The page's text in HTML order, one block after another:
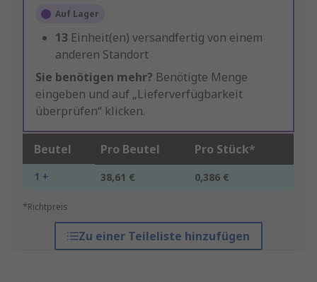
Auf Lager
13 Einheit(en) versandfertig von einem
anderen Standort
Sie benötigen mehr? Benötigte Menge
eingeben und auf „Lieferverfügbarkeit
überprüfen“ klicken.
Beutel Pro Beutel Pro Stück*
1 + 38,61 € 0,386 €
*Richtpreis
Zu einer Teileliste hinzufügen